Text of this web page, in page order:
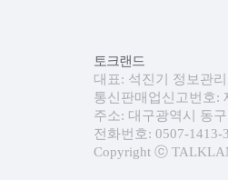
토크랜드
대표: 석진기 정보관
통신판매업신고번호:
주소: 대구광역시 동
전화번호: 0507-1413-
Copyright ⓒ